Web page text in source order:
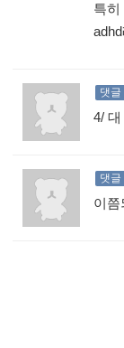
특히
adhd
댓글
4/
댓글
이쯤